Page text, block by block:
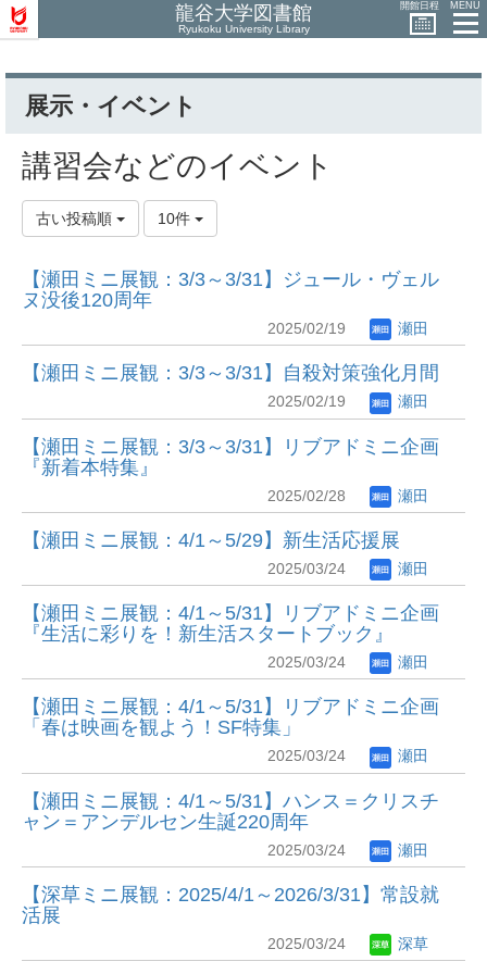
龍谷大学図書館
Ryukoku University Library
開館日程 MENU
展示・イベント
講習会などのイベント
古い投稿順 10件
【瀬田ミニ展観：3/3～3/31】ジュール・ヴェル
ヌ没後120周年
2025/02/19 瀬田
【瀬田ミニ展観：3/3～3/31】自殺対策強化月間
2025/02/19 瀬田
【瀬田ミニ展観：3/3～3/31】リブアドミニ企画
『新着本特集』
2025/02/28 瀬田
【瀬田ミニ展観：4/1～5/29】新生活応援展
2025/03/24 瀬田
【瀬田ミニ展観：4/1～5/31】リブアドミニ企画
『生活に彩りを！新生活スタートブック』
2025/03/24 瀬田
【瀬田ミニ展観：4/1～5/31】リブアドミニ企画
「春は映画を観よう！SF特集」
2025/03/24 瀬田
【瀬田ミニ展観：4/1～5/31】ハンス＝クリスチ
ャン＝アンデルセン生誕220周年
2025/03/24 瀬田
【深草ミニ展観：2025/4/1～2026/3/31】常設就
活展
2025/03/24 深草